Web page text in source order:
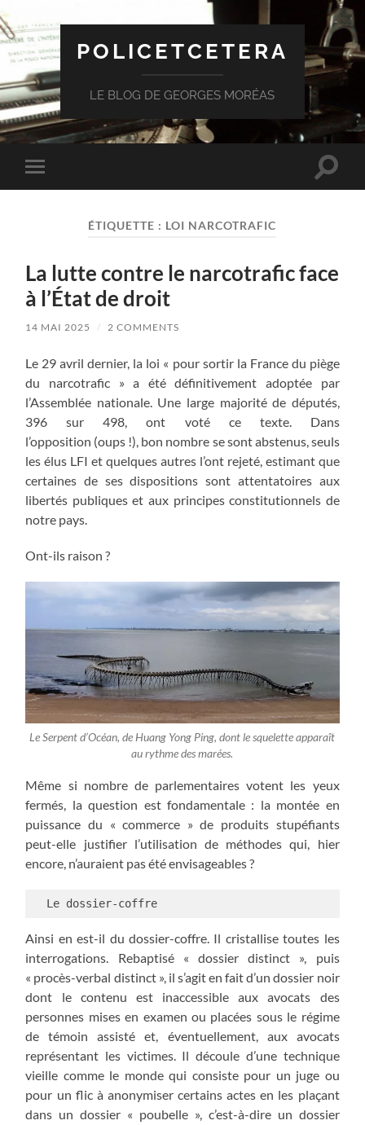
POLICETCETERA
LE BLOG DE GEORGES MORÉAS
Toggle
mobile
Toggle
ÉTIQUETTE : LOI NARCOTRAFIC
La lutte contre le narcotrafic face
à l’État de droit
14 MAI 2025 / 2 COMMENTS
Le 29 avril dernier, la loi « pour sortir la France du piège
du narcotrafic » a été définitivement adoptée par
l’Assemblée nationale. Une large majorité de députés,
396 sur 498, ont voté ce texte. Dans
l’opposition (oups !), bon nombre se sont abstenus, seuls
les élus LFI et quelques autres l’ont rejeté, estimant que
certaines de ses dispositions sont attentatoires aux
libertés publiques et aux principes constitutionnels de
notre pays.
Ont-ils raison ?
Le Serpent d’Océan, de Huang Yong Ping, dont le squelette apparaît
au rythme des marées.
Même si nombre de parlementaires votent les yeux
fermés, la question est fondamentale : la montée en
puissance du « commerce » de produits stupéfiants
peut-elle justifier l’utilisation de méthodes qui, hier
encore, n’auraient pas été envisageables ?
  Le dossier-coffre
Ainsi en est-il du dossier-coffre. Il cristallise toutes les
interrogations. Rebaptisé « dossier distinct », puis
« procès-verbal distinct », il s’agit en fait d’un dossier noir
dont le contenu est inaccessible aux avocats des
personnes mises en examen ou placées sous le régime
de témoin assisté et, éventuellement, aux avocats
représentant les victimes. Il découle d’une technique
vieille comme le monde qui consiste pour un juge ou
pour un flic à anonymiser certains actes en les plaçant
dans un dossier « poubelle », c’est-à-dire un dossier